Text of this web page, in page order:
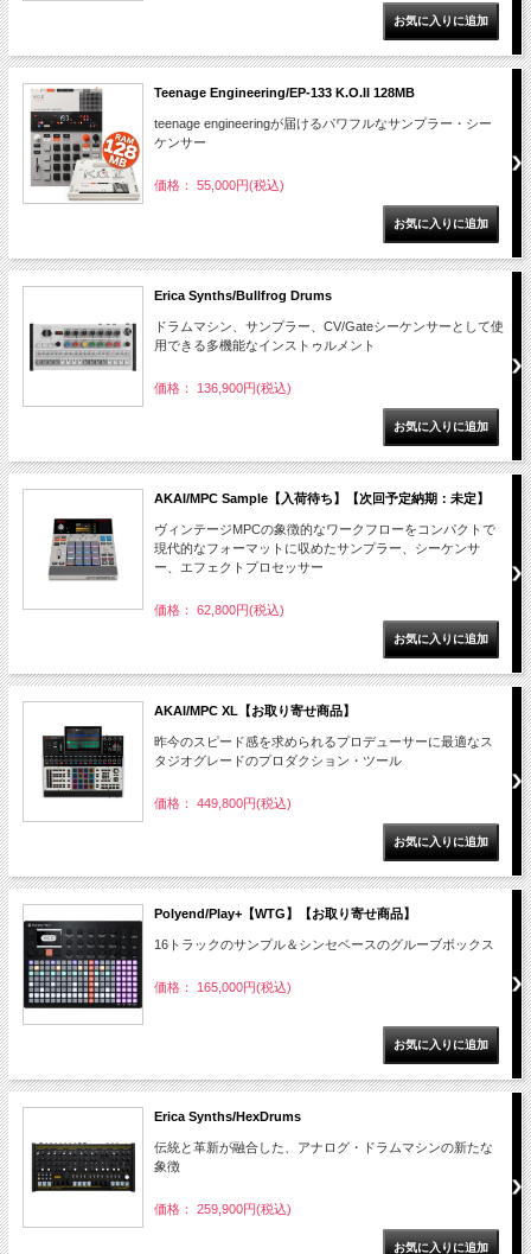
Teenage Engineering/EP-133 K.O.II 128MB
teenage engineeringが届けるパワフルなサンプラー・シー
ケンサー
価格： 55,000円(税込)
Erica Synths/Bullfrog Drums
ドラムマシン、サンプラー、CV/Gateシーケンサーとして使
用できる多機能なインストゥルメント
価格： 136,900円(税込)
AKAI/MPC Sample【入荷待ち】【次回予定納期：未定】
ヴィンテージMPCの象徴的なワークフローをコンパクトで
現代的なフォーマットに収めたサンプラー、シーケンサ
ー、エフェクトプロセッサー
価格： 62,800円(税込)
AKAI/MPC XL【お取り寄せ商品】
昨今のスピード感を求められるプロデューサーに最適なス
タジオグレードのプロダクション・ツール
価格： 449,800円(税込)
Polyend/Play+【WTG】【お取り寄せ商品】
16トラックのサンプル＆シンセベースのグルーブボックス
価格： 165,000円(税込)
Erica Synths/HexDrums
伝統と革新が融合した、アナログ・ドラムマシンの新たな
象徴
価格： 259,900円(税込)